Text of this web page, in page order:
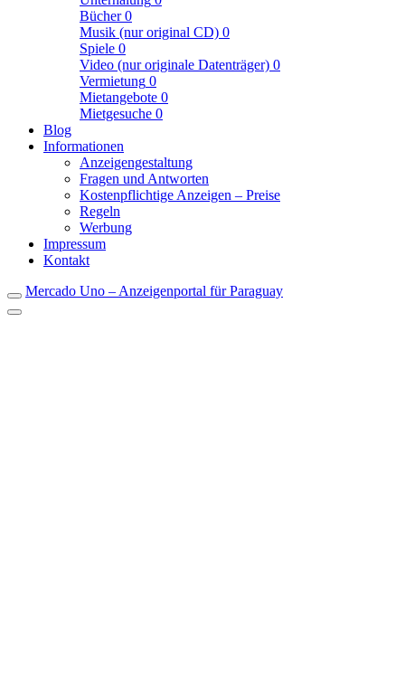
Bücher0
Musik (nur original CD) 0
Spiele 0
Video (nur originale Datenträger) 0
Vermietung 0
Mietangebote 0
Mietgesuche 0
Blog
Informationen
Anzeigengestaltung
Fragen und Antworten
Kostenpflichtige Anzeigen – Preise
Regeln
Werbung
Impressum
Kontakt
Mercado Uno – Anzeigenportal für Paraguay